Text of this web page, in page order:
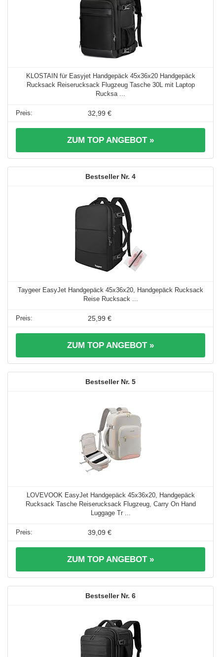
KLOSTAIN für Easyjet Handgepäck 45x36x20 Handgepäck
Rucksack Reiserucksack Flugzeug Tasche 30L mit Laptop
Rucksa ...
32,99 €
ZUM TOP ANGEBOT »
4
Taygeer EasyJet Handgepäck 45x36x20, Handgepäck Rucksack
Reise Rucksack ...
25,99 €
ZUM TOP ANGEBOT »
5
LOVEVOOK EasyJet Handgepäck 45x36x20, Handgepäck
Rucksack Tasche Reiserucksack Flugzeug, Carry On Hand
Luggage Tr ...
39,09 €
ZUM TOP ANGEBOT »
6